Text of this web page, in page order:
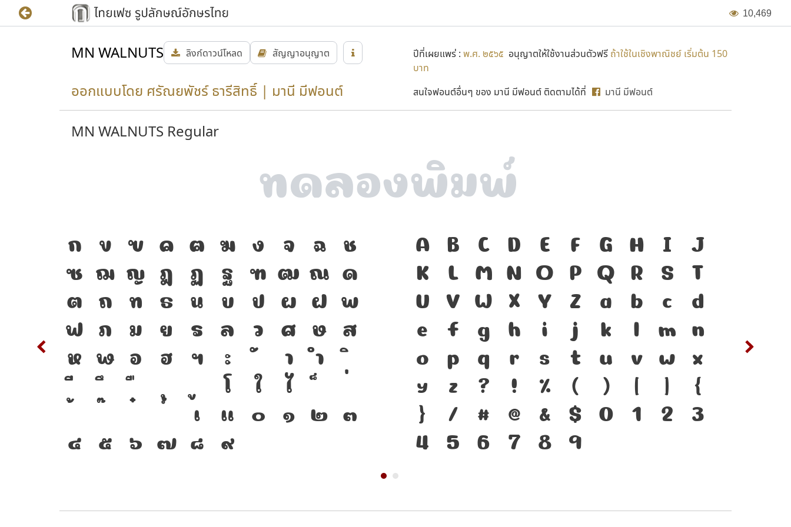
10,469
MN WALNUTS ลิงก์ดาวน์โหลด สัญญาอนุญาต ปีที่เผยแพร่ : พ.ศ. ๒๕๖๕ อนุญาตให้ใช้งานส่วนตัวฟรี ถ้าใช้ในเชิงพาณิชย์ เริ่มต้น 150
บาท
ออกแบบโดย ศรัณยพัชร์ ธารีสิทธิ์ | มานี มีฟอนต์ สนใจฟอนต์อื่นๆ ของ มานี มีฟอนต์ ติดตามได้ที่ มานี มีฟอนต์
MN WALNUTS Regular
ก ข ฃ ค ฅ ฆ ง จ ฉ
ช
ซ ฌ ญ ฎ ฏ ฐ ฑ ฒ ณ ด
ต ถ ท ธ น บ ป ผ ฝ พ
ฟ ภ ม ย ร ล ว ศ ษ ส
ห ฬ อ ฮ ฯ ะ า
ำ
โ
ใ
ไ
เ
แ ๐ ๑ ๒ ๓
๔
๕ ๖ ๗ ๘ ๙
A B C D E F G H I
J
K
L M N O P Q R S
T
U V W X Y Z a b c
d
e
f g h i j k l m n
o
p q r s t u v w
x
y
z ? ! % ( ) [ ]
{
}
/ # @ & $ 0 1 2
3
4
5 6 7 8 9
ภาษา คือ เครื่องมือสำคัญที่ทำให้
ความเป็นชาติดำรงอยู่ได้ ตัวพิมพ์
คือ เครื่องมือสำคัญที่ทำให้ภาษา
ดำรงอยู่ได้ แบบตัวพิมพ์ที่พัฒนา
ทันกระแสการเปลี่ยนแปลง คือ
โครงสร้างแกร่งของสะพานที่เชื่อม
ตัวตนของชาติ จากปัจจุบันสู่อนาคต
ห